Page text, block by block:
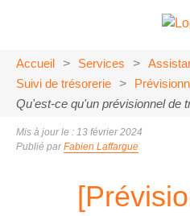
Accueil > Services >
Suivi de trésorerie
>
Qu'est-ce qu'un prévisionnel de
Mis à jour le : 13 février 2024
Publié parFabien Laffargue